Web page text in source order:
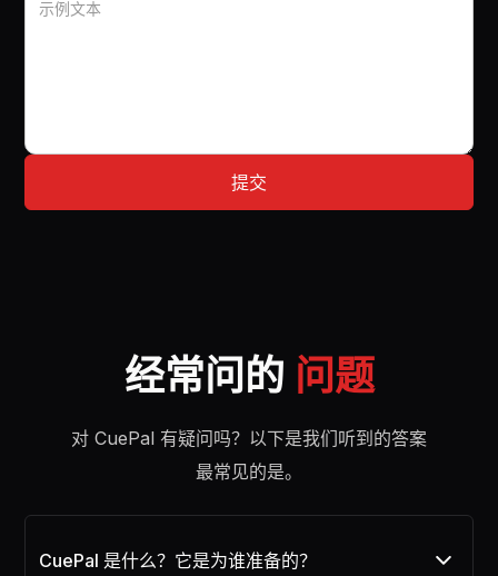
经常问的 问题
对 CuePal 有疑问吗？以下是我们听到的答案
最常见的是。
CuePal 是什么？它是为谁准备的？